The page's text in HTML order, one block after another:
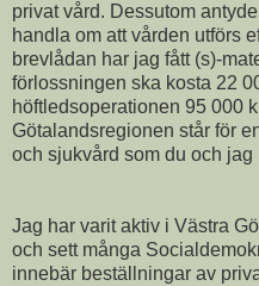
privat vård. Dessutom
handla om att vården utförs
brevlådan har jag fått (s)-
förlossningen ska kosta 22
höftledsoperationen 95 000
Götalandsregionen står för
och sjukvård som du och
Jag har varit aktiv i Västra
och sett många
innebär beställningar av